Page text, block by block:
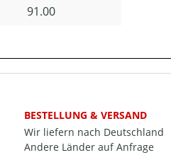
91.00
BESTELLUNG & VERSAND
Wir liefern nach Deutschland
Andere Länder auf Anfrage